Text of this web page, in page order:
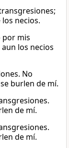
necios.
por mis
los necios
No
burlen de mí.
de mí.
de mí.